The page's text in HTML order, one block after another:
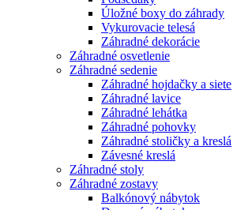
Úložné boxy do záhrady
Vykurovacie telesá
Záhradné dekorácie
Záhradné osvetlenie
Záhradné sedenie
Záhradné hojdačky a siete
Záhradné lavice
Záhradné lehátka
Záhradné pohovky
Záhradné stoličky a kreslá
Závesné kreslá
Záhradné stoly
Záhradné zostavy
Balkónový nábytok